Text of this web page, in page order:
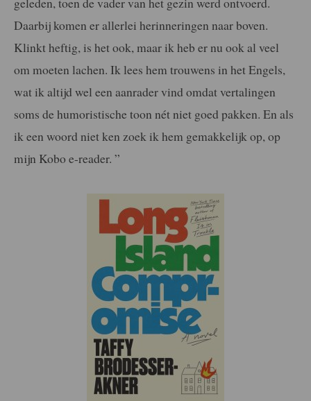
Daarbij komen er allerlei herinneringen naar boven.
Klinkt heftig, is het ook, maar ik heb er nu ook al veel
om moeten lachen. Ik lees hem trouwens in het Engels,
wat ik altijd wel een aanrader vind omdat vertalingen
soms de humoristische toon nét niet goed pakken. En als
ik een woord niet ken zoek ik hem gemakkelijk op, op
mijn Kobo e-reader. ”